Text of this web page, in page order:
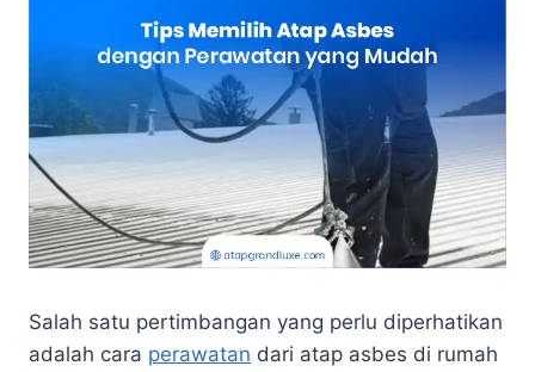
Salah satu pertimbangan yang perlu diperhatikan
adalah cara perawatan dari atap asbes di rumah